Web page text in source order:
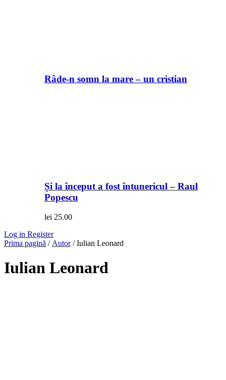
Râde-n somn la mare – un cristian
Și la început a fost întunericul – Raul
Popescu
lei 25.00
Log in Register
Prima pagină / Autor/ Iulian Leonard
Iulian Leonard